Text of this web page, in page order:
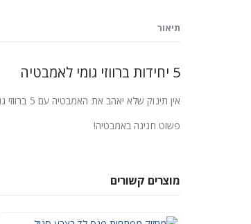
תיאור
5 יחידות ברווזי גומי לאמבטיה
אין תינוק שלא יאהב את האמבטיה עם 5 ברווזי גומי קטנים וחמודים, צפים ומצפצפים מסביבו.
פשוט חגיגה באמבטיה!
מוצרים קשורים